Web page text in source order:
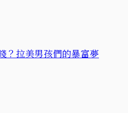
？拉美男孩們的暴富夢